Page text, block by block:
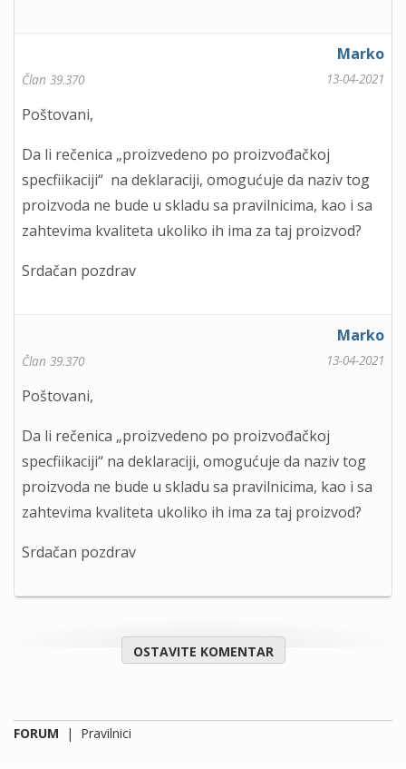
Marko
Član 39.370 13-04-2021
Poštovani,
Da li rečenica „proizvedeno po proizvođačkoj
specfiikaciji“ na deklaraciji, omogućuje da naziv tog
proizvoda ne bude u skladu sa pravilnicima, kao i sa
zahtevima kvaliteta ukoliko ih ima za taj proizvod?
Srdačan pozdrav
Marko
Član 39.370 13-04-2021
Poštovani,
Da li rečenica „proizvedeno po proizvođačkoj
specfiikaciji“ na deklaraciji, omogućuje da naziv tog
proizvoda ne bude u skladu sa pravilnicima, kao i sa
zahtevima kvaliteta ukoliko ih ima za taj proizvod?
Srdačan pozdrav
OSTAVITE KOMENTAR
FORUM | Pravilnici